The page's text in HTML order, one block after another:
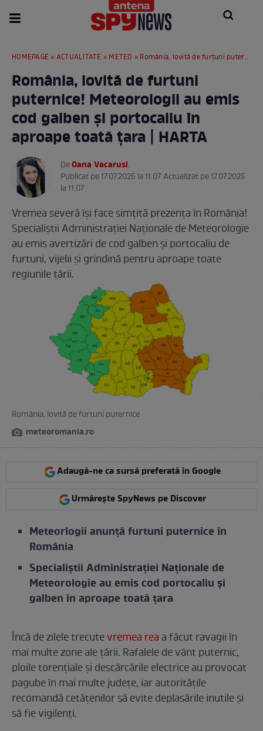
HOMEPAGE » ACTUALITATE » METEO » România, lovită de furtuni puternice! Meteorologii au emis cod galben și portocaliu în aproape toată țara | HARTA
România, lovită de furtuni
puternice! Meteorologii au emis
cod galben și portocaliu în
aproape toată țara | HARTA
DeOana Vacarusi.
Publicat pe 17.07.2025 la 11:07 Actualizat pe 17.07.2025
la 11:07
Vremea severă își face simțită prezența în România!
Specialiștii Administrației Naționale de Meteorologie
au emis avertizări de cod galben și portocaliu de
furtuni, vijelii și grindină pentru aproape toate
regiunile țării.
România, lovită de furtuni puternice
meteoromania.ro
Adaugă-ne ca sursă preferată în Google
Urmărește SpyNews pe Discover
Meteorlogii anunță furtuni puternice în
România
Specialiștii Administrației Naționale de
Meteorologie au emis cod portocaliu și
galben în aproape toată țara
Încă de zilele trecutevremea reaa făcut ravagii în
mai multe zone ale țării. Rafalele de vânt puternic,
ploile torențiale și descărcările electrice au provocat
pagube în mai multe județe, iar autoritățile
recomandă cetățenilor să evite deplasările inutile și
să fie vigilenți.